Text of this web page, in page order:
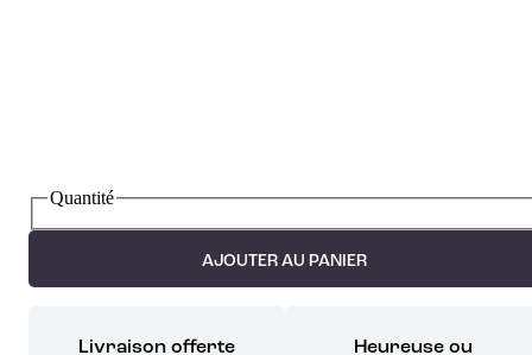
Quantité
AJOUTER AU PANIER
Livraison offerte Heureuse ou